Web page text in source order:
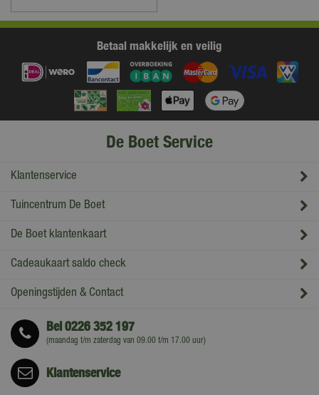
Betaal makkelijk en veilig
De Boet Service
Klantenservice
Tuincentrum De Boet
De Boet klantenkaart
Cadeaukaart saldo check
Openingstijden & Contact
Bel0226 352 197
(maandag t/m zaterdag van 09.00 t/m 17.00 uur)
Klantenservice